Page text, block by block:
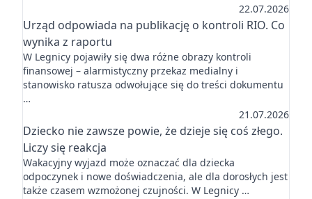
22.07.2026
Urząd odpowiada na publikację o kontroli RIO. Co
wynika z raportu
W Legnicy pojawiły się dwa różne obrazy kontroli
finansowej – alarmistyczny przekaz medialny i
stanowisko ratusza odwołujące się do treści dokumentu
…
21.07.2026
Dziecko nie zawsze powie, że dzieje się coś złego.
Liczy się reakcja
Wakacyjny wyjazd może oznaczać dla dziecka
odpoczynek i nowe doświadczenia, ale dla dorosłych jest
także czasem wzmożonej czujności. W Legnicy …